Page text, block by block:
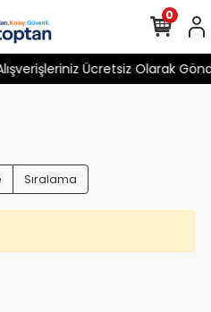
Ücretsiz Olarak
0
Sıralama